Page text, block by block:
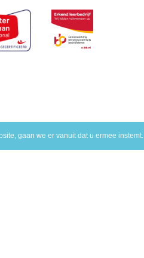
gaan we er vanuit dat u ermee instemt.